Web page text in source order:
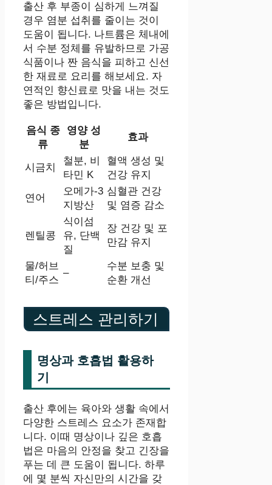
출산 후 부종이 심하게 느껴질
경우 염분 섭취를 줄이는 것이
도움이 됩니다. 나트륨은 체내에
서 수분 정체를 유발하므로 가공
식품이나 짠 음식을 피하고 신선
한 재료로 요리를 해보세요. 자
연적인 향신료로 맛을 내는 것도
좋은 방법입니다.
음식 종
류
영양 성
분
효과
시금치
철분, 비
타민 K
혈액 생성 및
건강 유지
연어
오메가-3
지방산
심혈관 건강
및 염증 감소
렌틸콩
식이섬
유, 단백
질
장 건강 및 포
만감 유지
물/허브
티/주스
–
수분 보충 및
순환 개선
스트레스 관리하기
명상과 호흡법 활용하
기
출산 후에는 육아와 생활 속에서
다양한 스트레스 요소가 존재합
니다. 이때 명상이나 깊은 호흡
법은 마음의 안정을 찾고 긴장을
푸는 데 큰 도움이 됩니다. 하루
에 몇 분씩 자신만의 시간을 갖